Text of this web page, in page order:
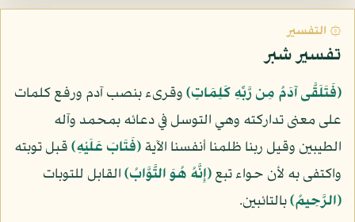
۞ التفسير
تفسير شبر
﴿فَتَلَقَّى آدَمُ مِن رَّبِّهِ كَلِمَاتٍ﴾وقرىء بنصب آدم ورفع كلمات
على معنى تداركته وهي التوسل في دعائه بمحمد وآله
الطيبين وقيل ربنا ظلمنا أنفسنا الآية﴿فَتَابَ عَلَيْهِ﴾قبل توبته
واكتفى به لأن حواء تبع﴿إِنَّهُ هُوَ التَّوَّابُ﴾القابل للتوبات
﴿الرَّحِيمُ﴾بالتائبين.